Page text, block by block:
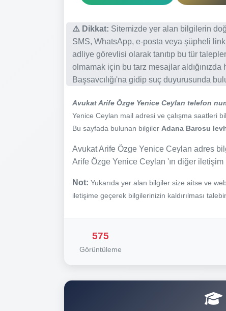
⚠️ Dikkat: Sitemizde yer alan bilgilerin
SMS, WhatsApp, e-posta veya şüpheli
adliye görevlisi olarak tanıtıp bu tür
olmamak için bu tarz mesajlar
Başsavcılığı'na gidip suç duyurusunda
Avukat Arife Özge Yenice Ceylan telefon
Yenice Ceylan mail adresi ve çalışma saatleri
Bu sayfada bulunan bilgiler Adana Barosu
Avukat Arife Özge Yenice Ceylan adres
Arife Özge Yenice Ceylan 'ın diğer
Not: Yukarıda yer alan bilgiler size aitse ve
iletişime geçerek bilgilerinizin kaldırılması
575
Görüntüleme